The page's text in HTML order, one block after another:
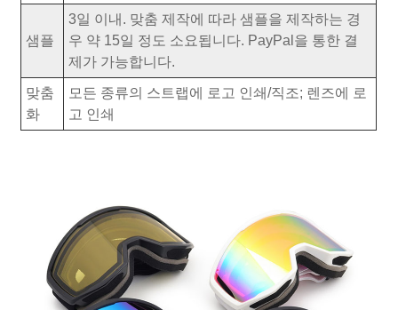
샘플
3일 이내. 맞춤 제작에 따라 샘플을 제작하는 경
우 약 15일 정도 소요됩니다. PayPal을 통한 결
제가 가능합니다.
맞춤
화
모든 종류의 스트랩에 로고 인쇄/직조; 렌즈에 로
고 인쇄